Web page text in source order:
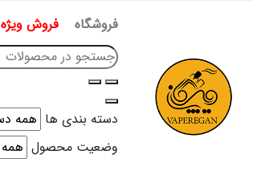
فروشگاه فروش ویژه
دسته بندی ها
وضعیت محصول